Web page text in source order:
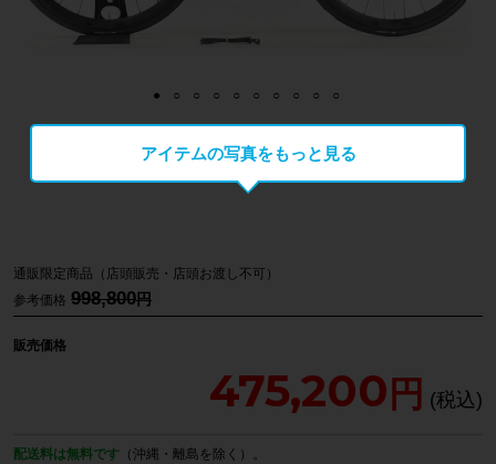
アイテムの写真をもっと見る
参考価格 998,800
販売価格
475,200
通販限定商品（店頭販売・店頭お渡し不可）
配送料は無料です （沖縄・離島を除く）。